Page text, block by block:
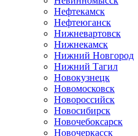
Нефтекамск
Нефтеюганск
Нижневартовск
Нижнекамск
Нижний Новгород
Нижний Тагил
Новокузнецк
Новомосковск
Новороссийск
Новосибирск
Новочебоксарск
Новочеркасск